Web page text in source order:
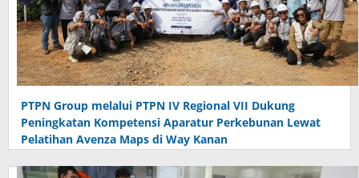
PTPN Group melalui PTPN IV Regional VII Dukung
Peningkatan Kompetensi Aparatur Perkebunan Lewat
Pelatihan Avenza Maps di Way Kanan